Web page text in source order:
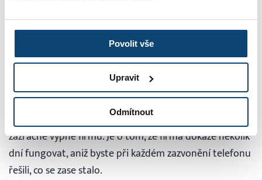
Povolit vše
Upravit
Odmítnout
5. Když jedou na dovolenou,
firma nejede s nimi
Tohle je asi nejlepší test toho, jak dobře máte
nastavené procesy. Dovolená není o tom, že podnikatel
zázračně vypne firmu. Je o tom, že firma dokáže několik
dní fungovat, aniž byste při každém zazvonění telefonu
řešili, co se zase stalo.